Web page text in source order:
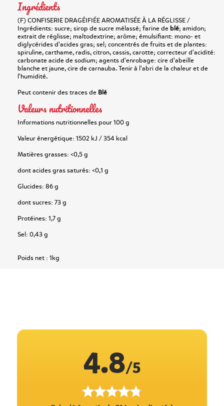
Ingrédients
(F) CONFISERIE DRAGÉIFIÉE AROMATISÉE À LA RÉGLISSE /
Ingrédients: sucre; sirop de sucre mélassé; farine de blé; amidon;
extrait de réglisse; maltodextrine; arôme; émulsifiant: mono- et
diglycérides d'acides gras; sel; concentrés de fruits et de plantes:
spiruline, carthame, radis, citron, cassis, carotte; correcteur d'acidité:
carbonate acide de sodium; agents d'enrobage: cire d'abeille
blanche et jaune, cire de carnauba. Tenir à l'abri de la chaleur et de
l'humidité.
Peut contenir des traces de Blé
Valeurs nutritionnelles
Informations nutritionnelles pour 100 g
Valeur énergétique: 1502 kJ / 354 kcal
Matières grasses: <0,5 g
dont acides gras saturés: <0,1 g
Glucides: 86 g
dont sucres: 73 g
Protéines: 1,7 g
Sel: 0,43 g
Poids net : 1kg
4.8/5